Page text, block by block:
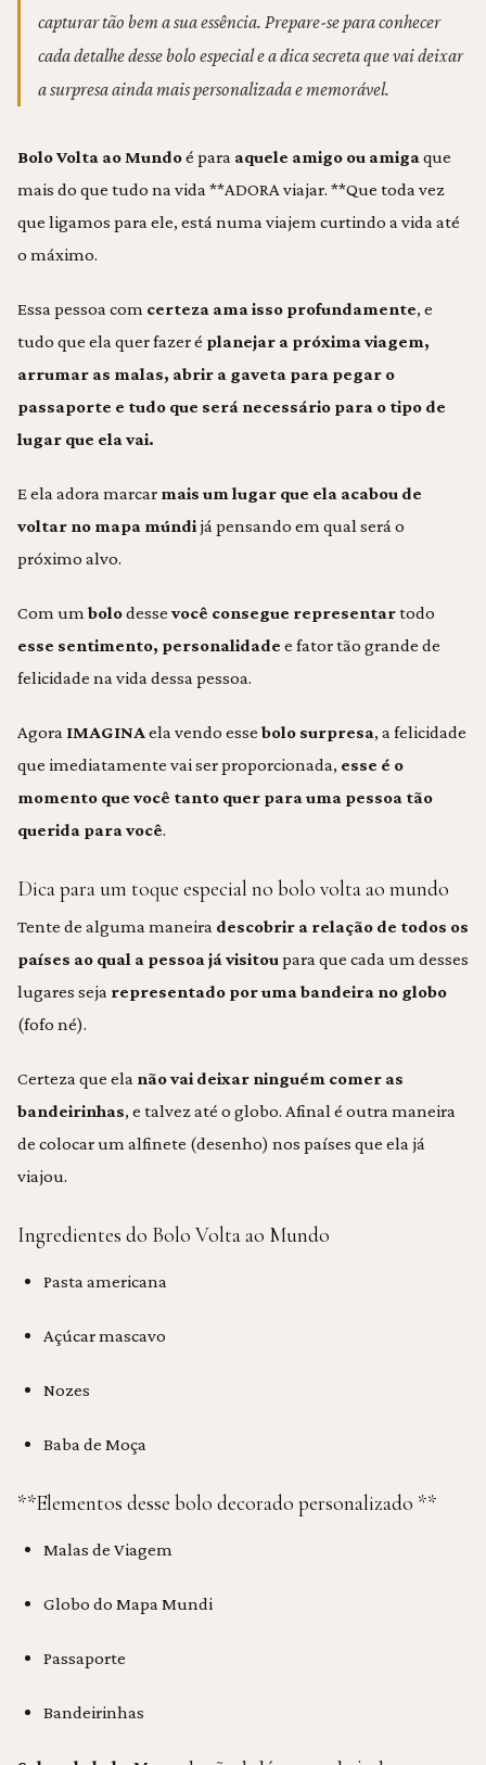
capturar tão bem a sua essência. Prepare-se para conhecer
cada detalhe desse bolo especial e a dica secreta que vai deixar
a surpresa ainda mais personalizada e memorável.
Bolo Volta ao Mundoé para aquele amigo ou amigaque
mais do que tudo na vida **ADORA viajar. **Que toda vez
que ligamos para ele, está numa viajem curtindo a vida até
o máximo.
Essa pessoa com certeza ama isso profundamente, e
tudo que ela quer fazer é planejar a próxima viagem,
arrumar as malas, abrir a gaveta para pegar o
passaporte e tudo que será necessário para o tipo de
lugar que ela vai.
E ela adora marcar mais um lugar que ela acabou de
voltar no mapa múndi já pensando em qual será o
próximo alvo.
Com umbolodesse você consegue representartodo
esse sentimento, personalidade e fator tão grande de
felicidade na vida dessa pessoa.
Agora IMAGINAela vendo essebolo surpresa, a felicidade
que imediatamente vai ser proporcionada, esse é o
momento que você tanto quer para uma pessoa tão
querida para você.
Dica para um toque especial no bolo volta ao mundo
Tente de alguma maneira descobrir a relação de todos os
países ao qual a pessoa já visitoupara que cada um desses
lugares seja representado por uma bandeira no globo
(fofo né).
Certeza que ela não vai deixar ninguém comer as
bandeirinhas, e talvez até o globo. Afinal é outra maneira
de colocar um alfinete (desenho) nos países que ela já
viajou.
Ingredientes do Bolo Volta ao Mundo
Pasta americana
Açúcar mascavo
Nozes
Baba de Moça
**Elementos desse bolo decorado personalizado **
Malas de Viagem
Globo do Mapa Mundi
Passaporte
Bandeirinhas